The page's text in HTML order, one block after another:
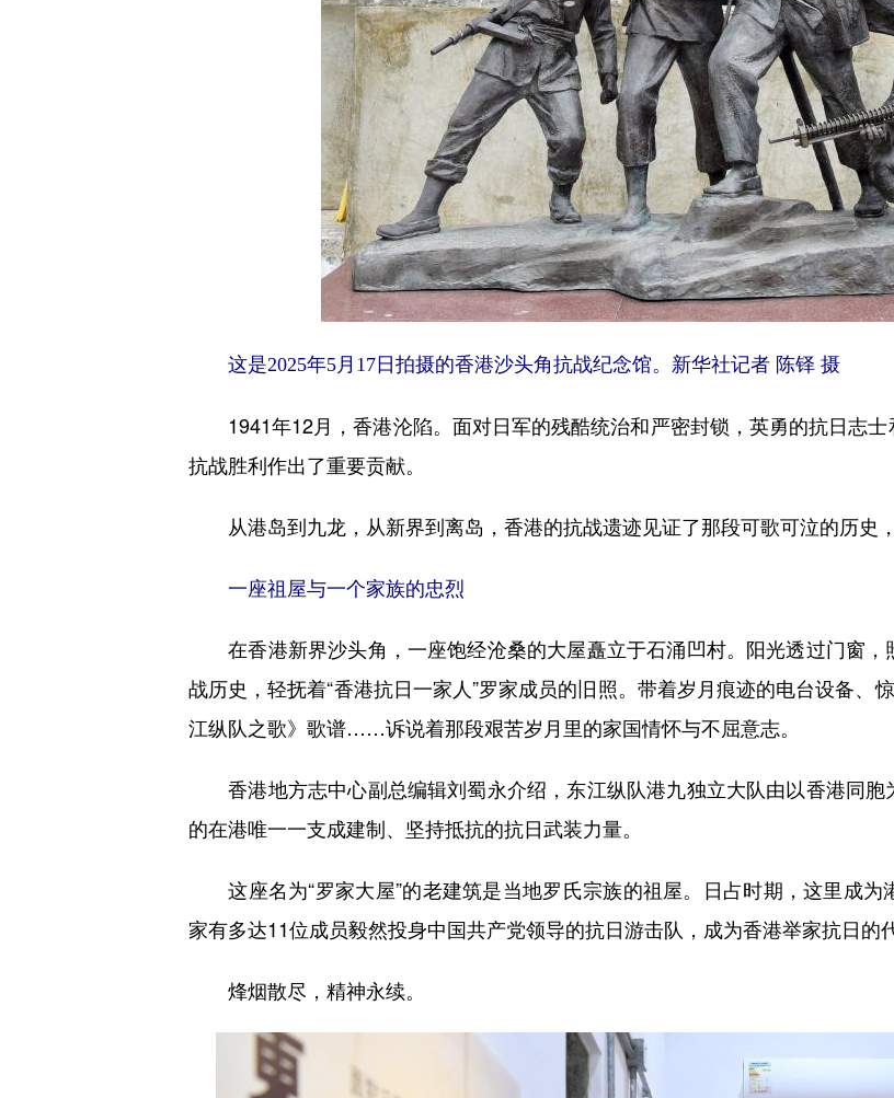
这是2025年5月17日拍摄的香港沙头角抗战纪念馆。新华社记者 陈铎 摄
1941年12月，香港沦陷。面对日军的残酷统治和严密封锁，英勇的抗日志士
抗战胜利作出了重要贡献。
从港岛到九龙，从新界到离岛，香港的抗战遗迹见证了那段可歌可泣的历史，
一座祖屋与一个家族的忠烈
在香港新界沙头角，一座饱经沧桑的大屋矗立于石涌凹村。阳光透过门窗，
战历史，轻抚着“香港抗日一家人”罗家成员的旧照。带着岁月痕迹的电台设备、
江纵队之歌》歌谱……诉说着那段艰苦岁月里的家国情怀与不屈意志。
香港地方志中心副总编辑刘蜀永介绍，东江纵队港九独立大队由以香港同胞
的在港唯一一支成建制、坚持抵抗的抗日武装力量。
这座名为“罗家大屋”的老建筑是当地罗氏宗族的祖屋。日占时期，这里成为
家有多达11位成员毅然投身中国共产党领导的抗日游击队，成为香港举家抗日的
烽烟散尽，精神永续。